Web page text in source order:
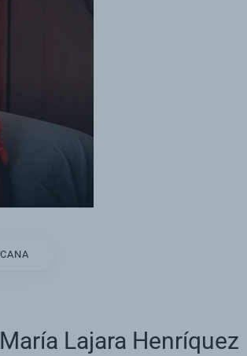
Lajara Henríquez